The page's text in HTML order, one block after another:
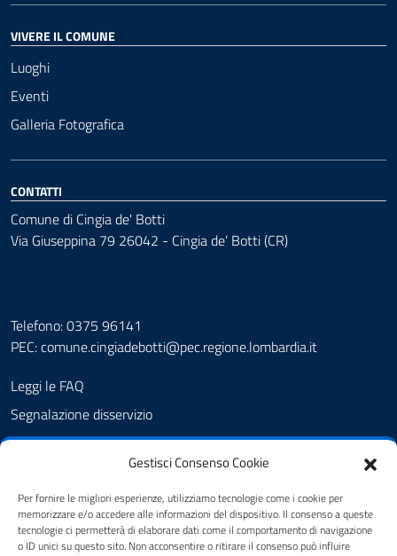
Gestisci Consenso Cookie
Per fornire le migliori esperienze, utilizziamo tecnologie come i cookie per
memorizzare e/o accedere alle informazioni del dispositivo. Il consenso a queste
tecnologie ci permetterà di elaborare dati come il comportamento di navigazione
o ID unici su questo sito. Non acconsentire o ritirare il consenso può influire
VIVERE IL COMUNE
Luoghi
Eventi
Galleria Fotografica
CONTATTI
Comune di Cingia de' Botti
Via Giuseppina 79 26042 - Cingia de’ Botti (CR)
Telefono: 0375 96141
PEC:comune.cingiadebotti@pec.regione.lombardia.it
Leggi le FAQ
Segnalazione disservizio
Prenotazione appuntamento
Amministrazione trasparente
Informativa privacy